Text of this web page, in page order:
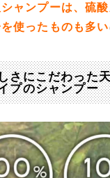
ャンプーは、硫
使ったものも多い
さにこだわった
プのシャンプー